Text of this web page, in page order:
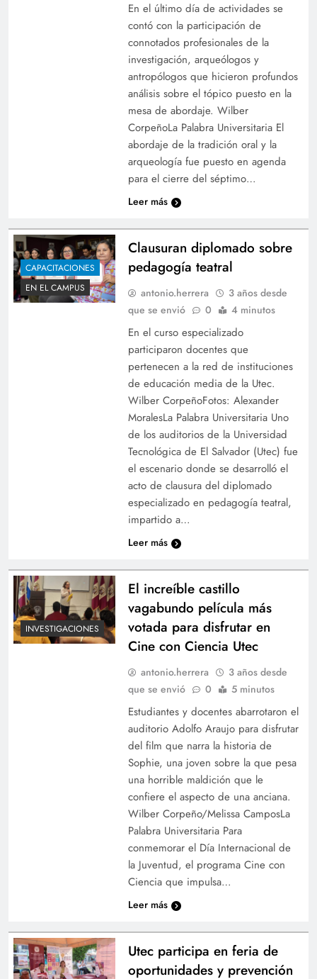
En el último día de actividades se
contó con la participación de
connotados profesionales de la
investigación, arqueólogos y
antropólogos que hicieron profundos
análisis sobre el tópico puesto en la
mesa de abordaje. Wilber
CorpeñoLa Palabra Universitaria El
abordaje de la tradición oral y la
arqueología fue puesto en agenda
para el cierre del séptimo…
Leer más
CAPACITACIONES
EN EL CAMPUS
Clausuran diplomado sobre
pedagogía teatral
antonio.herrera
3 años desde
que se envió
0 4 minutos
En el curso especializado
participaron docentes que
pertenecen a la red de instituciones
de educación media de la Utec.
Wilber CorpeñoFotos: Alexander
MoralesLa Palabra Universitaria Uno
de los auditorios de la Universidad
Tecnológica de El Salvador (Utec) fue
el escenario donde se desarrolló el
acto de clausura del diplomado
especializado en pedagogía teatral,
impartido a…
Leer más
INVESTIGACIONES
El increíble castillo
vagabundo película más
votada para disfrutar en
Cine con Ciencia Utec
antonio.herrera
3 años desde
que se envió
0 5 minutos
Estudiantes y docentes abarrotaron el
auditorio Adolfo Araujo para disfrutar
del film que narra la historia de
Sophie, una joven sobre la que pesa
una horrible maldición que le
confiere el aspecto de una anciana.
Wilber Corpeño/Melissa CamposLa
Palabra Universitaria Para
conmemorar el Día Internacional de
la Juventud, el programa Cine con
Ciencia que impulsa…
Leer más
Utec participa en feria de
oportunidades y prevención